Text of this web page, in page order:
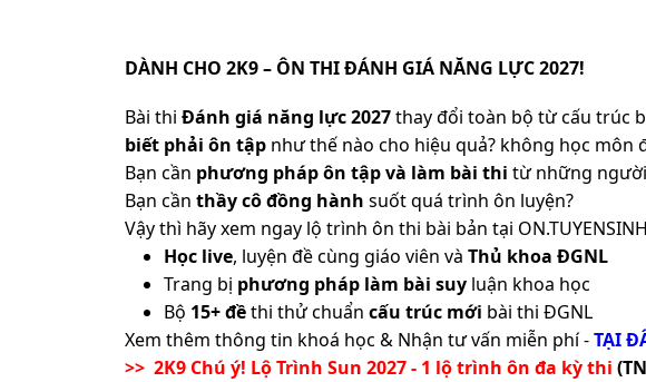
DÀNH CHO 2K9 – ÔN THI ĐÁNH GIÁ NĂNG LỰC 2027!
Bài thi Đánh giá năng lực 2027thay đổi toàn bộ từ cấu trúc
biết phải ôn tập như thế nào cho hiệu quả? không học môn
Bạn cần phương pháp ôn tập và làm bài thi từ những người
Bạn cần thầy cô đồng hành suốt quá trình ôn luyện?
Vậy thì hãy xem ngay lộ trình ôn thi bài bản tại
Học live, luyện đề cùng giáo viên và Thủ khoa ĐGNL
Trang bị phương pháp làm bài suy luận khoa học
Bộ 15+ đềthi thử chuẩn cấu trúc mới bài thi ĐGNL
Xem thêm thông tin khoá học & Nhận tư vấn miễn phí -TẠI
>> 2K9 Chú ý! Lộ Trình Sun 2027 - 1 lộ trình ôn đa kỳ thi